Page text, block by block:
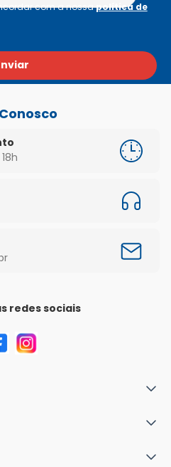
com a nossapolítica de
redes sociais